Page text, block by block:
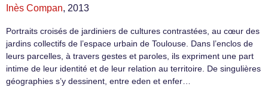
Inès Compan, 2013
Portraits croisés de jardiniers de cultures contrastées, au cœur des
jardins collectifs de l’espace urbain de Toulouse. Dans l’enclos de
leurs parcelles, à travers gestes et paroles, ils expriment une part
intime de leur identité et de leur relation au territoire. De singulières
géographies s’y dessinent, entre eden et enfer…